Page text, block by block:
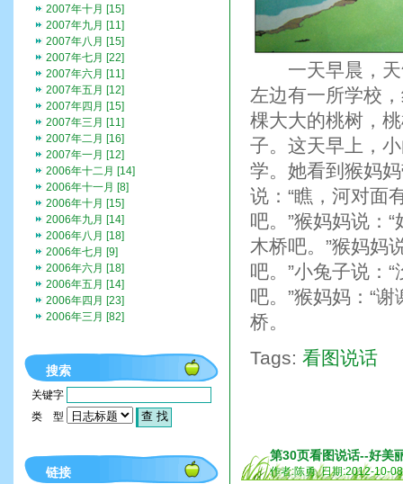
一天早晨，天
左边有一所学校
棵大大的桃树，
子。这天早上，
学。她看到猴妈
说：“瞧，河对面
吧。”猴妈妈说：
木桥吧。”猴妈妈
吧。”小兔子说：
吧。”猴妈妈：“
桥。
Tags: 看图说话
第30页看图说话--好美
作者:陈勇 日期:2012-10-08
2007年十月 [15]
2007年九月 [11]
2007年八月 [15]
2007年七月 [22]
2007年六月 [11]
2007年五月 [12]
2007年四月 [15]
2007年三月 [11]
2007年二月 [16]
2007年一月 [12]
2006年十二月 [14]
2006年十一月 [8]
2006年十月 [15]
2006年九月 [14]
2006年八月 [18]
2006年七月 [9]
2006年六月 [18]
2006年五月 [14]
2006年四月 [23]
2006年三月 [82]
搜索
关键字
类 型
链接